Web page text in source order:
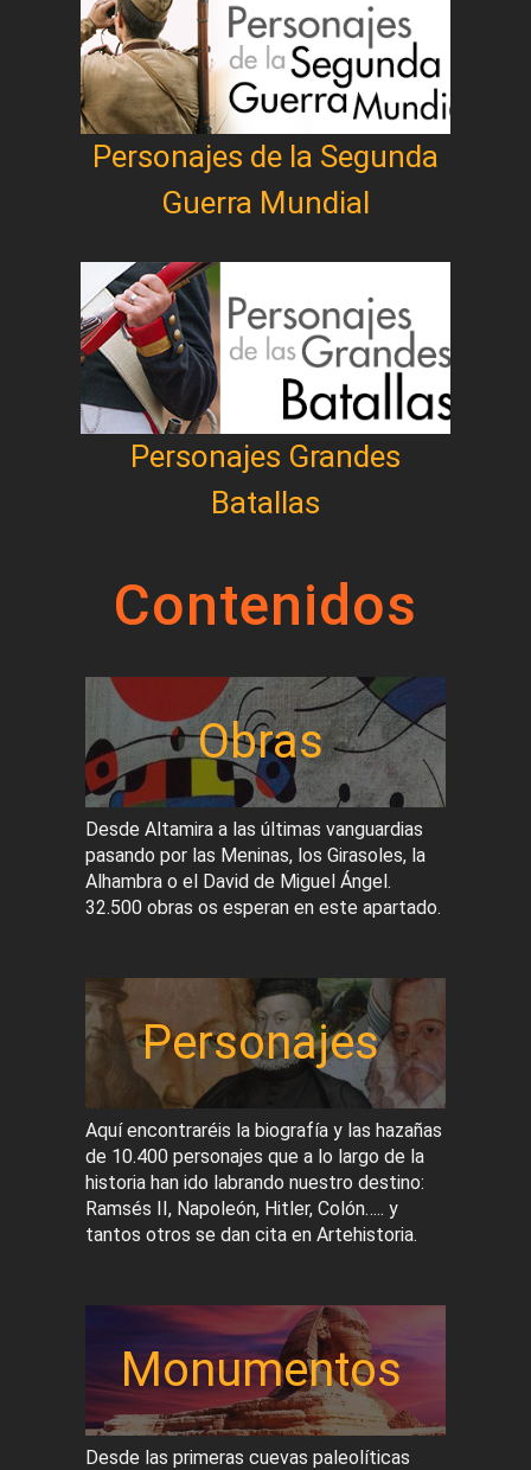
Personajes de la Segunda
Guerra Mundial
Personajes Grandes
Batallas
Contenidos
Obras
Desde Altamira a las últimas vanguardias
pasando por las Meninas, los Girasoles, la
Alhambra o el David de Miguel Ángel.
32.500 obras os esperan en este apartado.
Personajes
Aquí encontraréis la biografía y las hazañas
de 10.400 personajes que a lo largo de la
historia han ido labrando nuestro destino:
Ramsés II, Napoleón, Hitler, Colón….. y
tantos otros se dan cita en Artehistoria.
Monumentos
Desde las primeras cuevas paleolíticas